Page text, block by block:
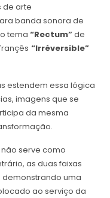
de arte
banda sonora de
tema “Rectum”de
“Irréversible”
estendem essa lógica
imagens que se
da mesma
serve como
as duas faixas
uma
ao serviço da